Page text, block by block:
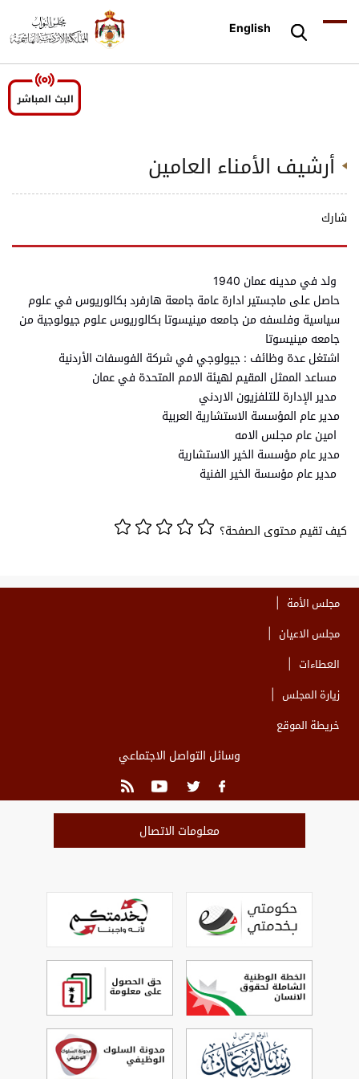
English
أرشيف الأمناء العامين
شارك
ولد في مدينه عمان 1940
حاصل على ماجستير ادارة عامة جامعة هارفرد بكالوريوس في علوم
سياسية وفلسفه من جامعه مينيسوتا بكالوريوس علوم جيولوجية من
جامعه مينيسوتا
اشتغل عدة وظائف : جيولوجي في شركة الفوسفات الأردنية
مساعد الممثل المقيم لهيئة الامم المتحدة في عمان
مدير الإدارة للتلفزيون الاردني
مدير عام المؤسسة الاستشارية العربية
امين عام مجلس الامه
مدير عام مؤسسة الخير الاستشارية
مدير عام مؤسسة الخير الفنية
كيف تقيم محتوى الصفحة؟
مجلس الأمة
مجلس الاعيان
العطاءات
زيارة المجلس
خريطة الموقع
وسائل التواصل الاجتماعي
معلومات الاتصال